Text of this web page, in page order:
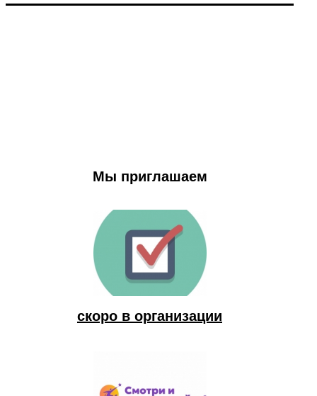
Мы приглашаем
скоро в организации